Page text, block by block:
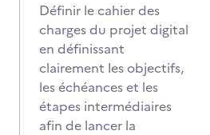
Définir le cahier des
charges du projet digital
en définissant
clairement les objectifs,
les échéances et les
étapes intermédiaires
afin de lancer la